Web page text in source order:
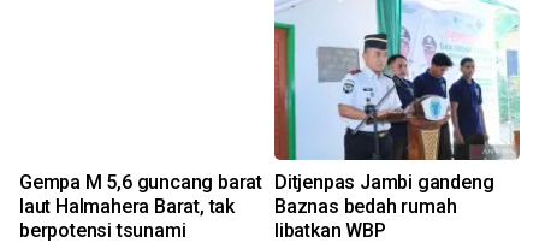
Gempa M 5,6 guncang barat
laut Halmahera Barat, tak
berpotensi tsunami
Ditjenpas Jambi gandeng
Baznas bedah rumah
libatkan WBP